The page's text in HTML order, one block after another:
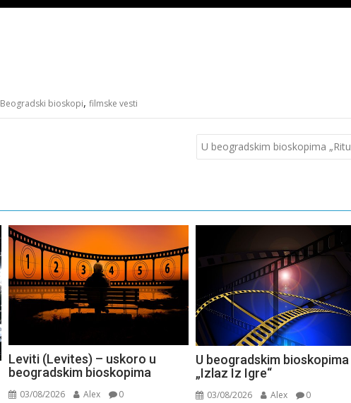
Beogradski bioskopi, filmske vesti
U beogradskim bioskopima
Leviti (Levites) – uskoro u
beogradskim bioskopima
03/08/2026 Alex 0
U beogradskim bioskopima
„Izlaz Iz Igre“
03/08/2026 Alex 0